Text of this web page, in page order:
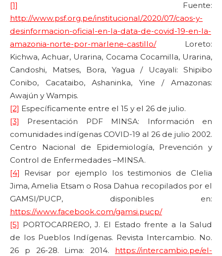
[1]
Fuente:
http://www.psf.org.pe/institucional/2020/07/caos-y-
desinformacion-oficial-en-la-data-de-covid-19-en-la-
amazonia-norte-por-marlene-castillo/Loreto:
Kichwa, Achuar, Urarina, Cocama Cocamilla, Urarina,
Candoshi, Matses, Bora, Yagua / Ucayali: Shipibo
Conibo, Cacataibo, Ashaninka, Yine / Amazonas:
Awajún y Wampis.
[2] Específicamente entre el 15 y el 26 de julio.
[3]
Presentación PDF MINSA: Información en
comunidades indígenas COVID-19 al 26 de julio 2002.
Centro Nacional de Epidemiología, Prevención y
Control de Enfermedades –MINSA.
[4]
Revisar por ejemplo los testimonios de Clelia
Jima, Amelia Etsam o Rosa Dahua recopilados por el
GAMSI/PUCP, disponibles en:
https://www.facebook.com/gamsi.pucp/
[5] PORTOCARRERO, J. El Estado frente a la Salud
de los Pueblos Indígenas. Revista Intercambio. No.
26 p 26-28. Lima: 2014. https://intercambio.pe/el-